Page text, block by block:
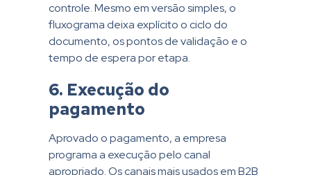
controle. Mesmo em versão simples, o
fluxograma deixa explícito o ciclo do
documento, os pontos de validação e o
tempo de espera por etapa.
6. Execução do
pagamento
Aprovado o pagamento, a empresa
programa a execução pelo canal
apropriado. Os canais mais usados em B2B